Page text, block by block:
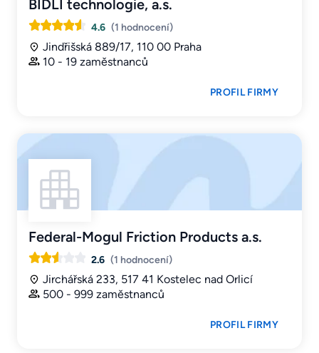
BIDLI technologie, a.s.
4.6 (1 hodnocení)
Jindřišská 889/17, 110 00 Praha
10 - 19 zaměstnanců
PROFIL FIRMY
Federal-Mogul Friction Products a.s.
2.6 (1 hodnocení)
Jirchářská 233, 517 41 Kostelec nad Orlicí
500 - 999 zaměstnanců
PROFIL FIRMY